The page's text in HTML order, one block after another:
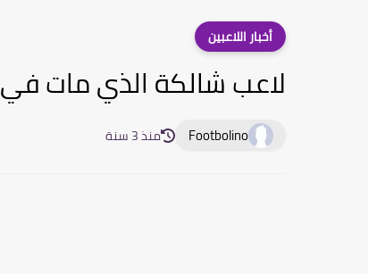
أخبار اللاعبين
لاعب شالكة الذي مات في 2016 و عاد للحياة في 2020
Footbolino منذ 3 سنة